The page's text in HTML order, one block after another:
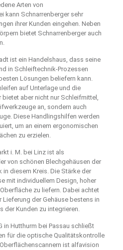
Arten von
kann Schnarrenberger sehr
ihrer Kunden eingehen. Neben
bietet Schnarrenberger auch
ist ein Handelshaus, dass seine
in Schleiftechnik-Prozessen
Lösungen beliefern kann.
auf Unterlage und die
aber nicht nur Schleifmittel,
an, sondern auch
Diese Handlingshilfen werden
um an einem ergonomischen
zu erzielen.
i. M. bei Linz ist als
von schönen Blechgehäusen der
diesem Kreis. Die Stärke der
mit individuellem Design, hoher
zu liefern. Dabei achtet
der Gehäuse bestens in
der Kunden zu integrieren.
in Hutthurm bei Passau schließt
für die optische Qualitätskontrolle
ist alfavision